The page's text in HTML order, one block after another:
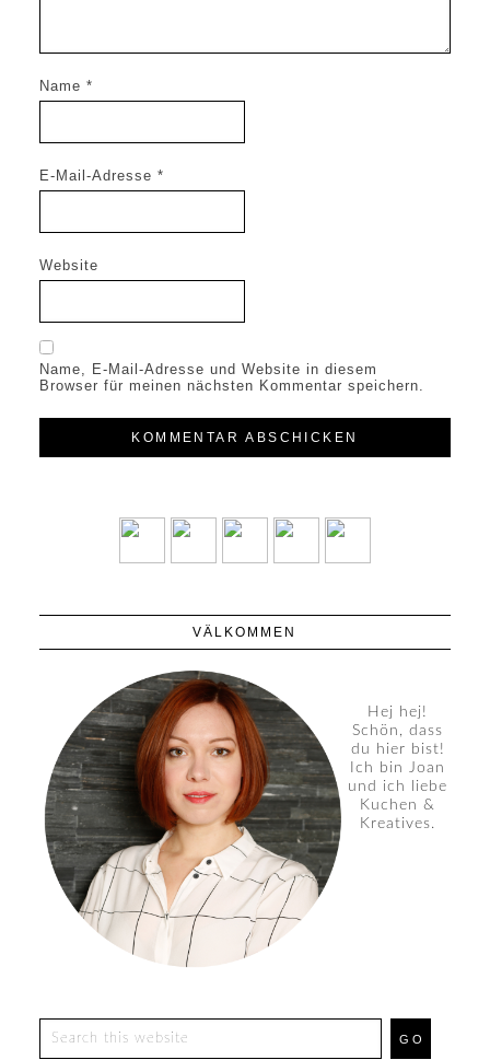
Name *
E-Mail-Adresse *
Website
Name, E-Mail-Adresse und Website in diesem
Browser für meinen nächsten Kommentar speichern.
VÄLKOMMEN
Hej hej!
Schön, dass
du hier bist!
Ich bin Joan
und ich liebe
Kuchen &
Kreatives.